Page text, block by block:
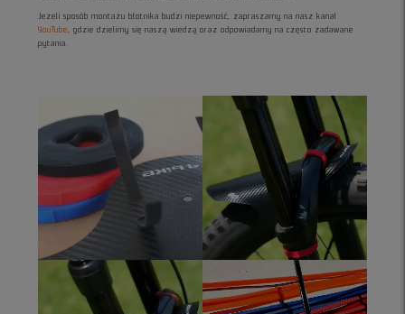
Jeżeli sposób montażu błotnika budzi niepewność, zapraszamy na nasz kanał
YouTube, gdzie dzielimy się naszą wiedzą oraz odpowiadamy na często zadawane
pytania.